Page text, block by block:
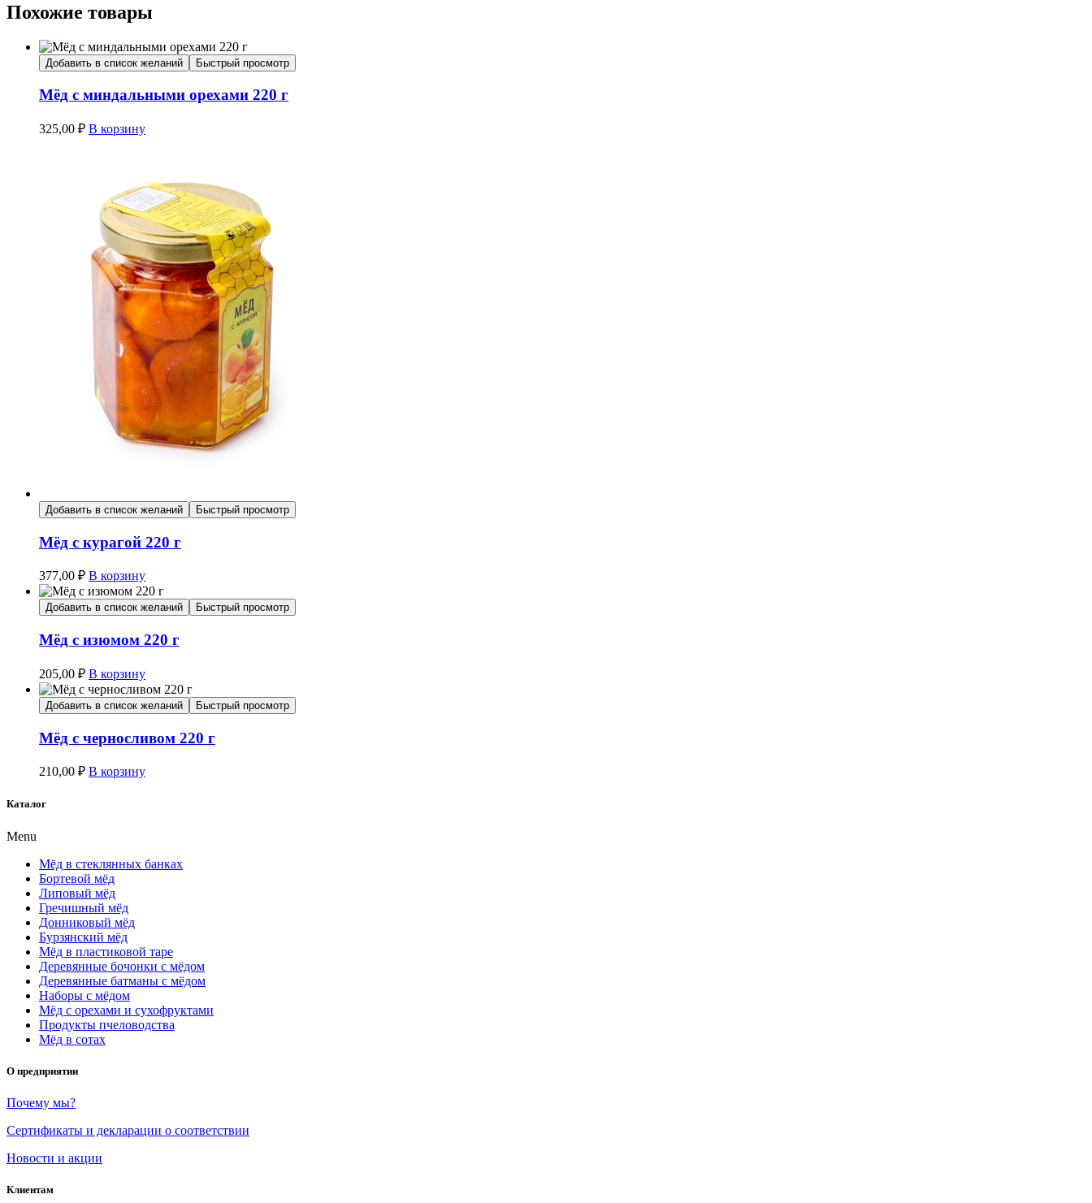
Похожие товары
Добавить в список желаний Быстрый просмотр
Мёд с миндальными орехами 220 г
325,00 ₽ В корзину
Добавить в список желаний Быстрый просмотр
Мёд с курагой 220 г
377,00 ₽ В корзину
Добавить в список желаний Быстрый просмотр
Мёд с изюмом 220 г
205,00 ₽ В корзину
Добавить в список желаний Быстрый просмотр
Мёд с черносливом 220 г
210,00 ₽ В корзину
Каталог
Menu
Мёд в стеклянных банках
Бортевой мёд
Липовый мёд
Гречишный мёд
Донниковый мёд
Бурзянский мёд
Мёд в пластиковой таре
Деревянные бочонки с мёдом
Деревянные батманы с мёдом
Наборы с мёдом
Мёд с орехами и сухофруктами
Продукты пчеловодства
Мёд в сотах
О предприятии
Почему мы?
Сертификаты и декларации о соответствии
Новости и акции
Клиентам